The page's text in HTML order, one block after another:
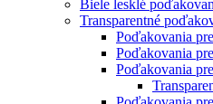
Biele lesklé
Transparentné
Poďakovania
Poďakovania
Poďakovania